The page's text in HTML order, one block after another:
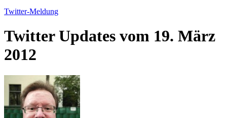
Twitter-Meldung
Twitter Updates vom 19. März
2012